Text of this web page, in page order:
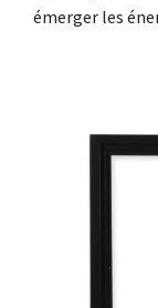
émerger les